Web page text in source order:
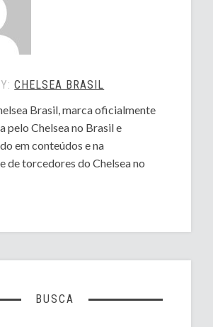
CHELSEA BRASIL
Brasil, marca oficialmente
pelo Chelsea no Brasil e
em conteúdos e na
de torcedores do Chelsea no
BUSCA